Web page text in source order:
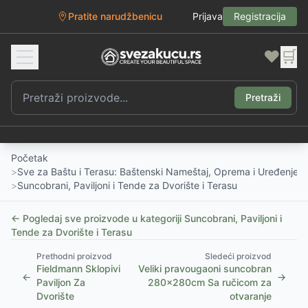
Pratite narudžbenicu Prijava Registracija
❤️ 🛒
Pretraži
Početak
>Sve za Baštu i Terasu: Baštenski Nameštaj, Oprema i Uređenje
>Suncobrani, Paviljoni i Tende za Dvorište i Terasu
← Pogledaj sve proizvode u kategoriji Suncobrani, Paviljoni i
Tende za Dvorište i Terasu
←
Prethodni proizvod
Fieldmann Sklopivi
Paviljon Za
Dvorište
Sledeći proizvod
Veliki pravougaoni suncobran
280x280cm Sa ručicom za
otvaranje
→